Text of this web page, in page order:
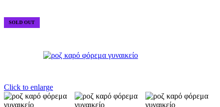
SOLD OUT
Click to enlarge